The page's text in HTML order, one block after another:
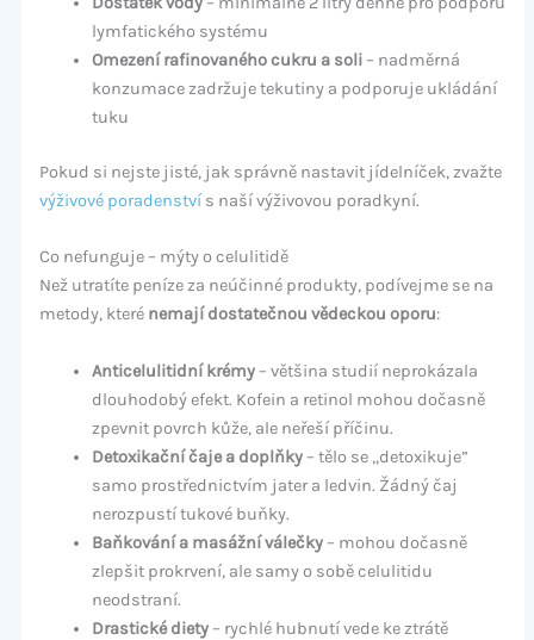
lymfatického systému
Omezení rafinovaného cukru a soli– nadměrná
konzumace zadržuje tekutiny a podporuje ukládání
tuku
Pokud si nejste jisté, jak správně nastavit jídelníček, zvažte
výživové poradenstvís naší výživovou poradkyní.
Co nefunguje – mýty o celulitidě
Než utratíte peníze za neúčinné produkty, podívejme se na
metody, které nemají dostatečnou vědeckou oporu:
Anticelulitidní krémy– většina studií neprokázala
dlouhodobý efekt. Kofein a retinol mohou dočasně
zpevnit povrch kůže, ale neřeší příčinu.
Detoxikační čaje a doplňky– tělo se „detoxikuje”
samo prostřednictvím jater a ledvin. Žádný čaj
nerozpustí tukové buňky.
Baňkování a masážní válečky– mohou dočasně
zlepšit prokrvení, ale samy o sobě celulitidu
neodstraní.
Drastické diety– rychlé hubnutí vede ke ztrátě